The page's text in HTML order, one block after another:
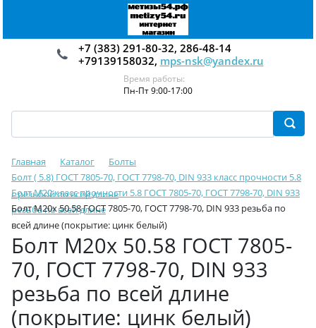
+7 (383) 291-80-32, 286-48-14
+79139158032, mps-nsk@yandex.ru
Время работы:
Пн-Пт 9:00-17:00
Главная Каталог
Болты
Болт ( 5.8) ГОСТ 7805-70, ГОСТ 7798-70, DIN 933 класс прочности 5.8
с резьбой по всей длине
Болт М20 класс прочности 5.8 ГОСТ 7805-70, ГОСТ 7798-70, DIN 933
резьба по всей длине
Болт М20х 50.58 ГОСТ 7805-70, ГОСТ 7798-70, DIN 933 резьба по
всей длине (покрытие: цинк белый)
Болт М20х 50.58 ГОСТ 7805-
70, ГОСТ 7798-70, DIN 933
резьба по всей длине
(покрытие: цинк белый)